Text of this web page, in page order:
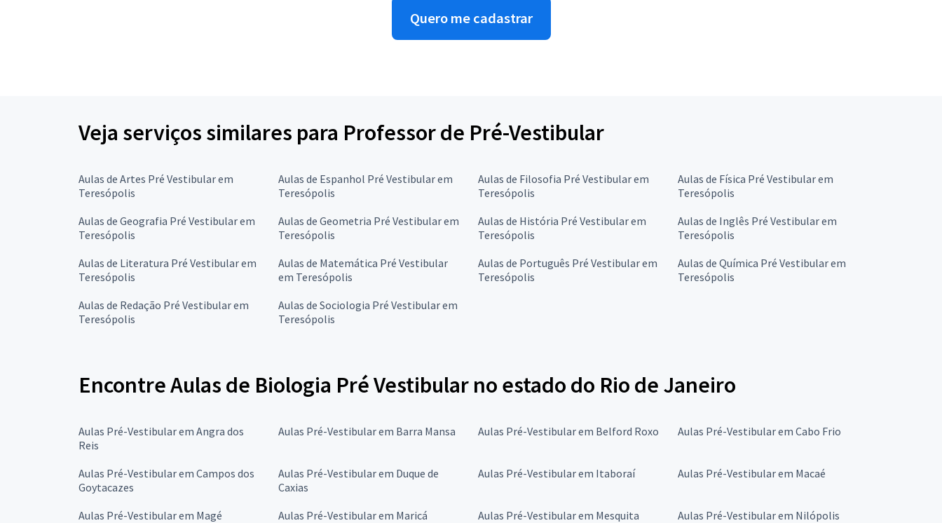
Quero me cadastrar
Veja serviços similares para Professor de Pré-Vestibular
Aulas de Artes Pré Vestibular em
Teresópolis
Aulas de Espanhol Pré Vestibular em
Teresópolis
Aulas de Filosofia Pré Vestibular em
Teresópolis
Aulas de Física Pré Vestibular em
Teresópolis
Aulas de Geografia Pré Vestibular em
Teresópolis
Aulas de Geometria Pré Vestibular em
Teresópolis
Aulas de História Pré Vestibular em
Teresópolis
Aulas de Inglês Pré Vestibular em
Teresópolis
Aulas de Literatura Pré Vestibular em
Teresópolis
Aulas de Matemática Pré Vestibular
em Teresópolis
Aulas de Português Pré Vestibular em
Teresópolis
Aulas de Química Pré Vestibular em
Teresópolis
Aulas de Redação Pré Vestibular em
Teresópolis
Aulas de Sociologia Pré Vestibular em
Teresópolis
Encontre Aulas de Biologia Pré Vestibular no estado do Rio de Janeiro
Aulas Pré-Vestibular em Angra dos
Reis
Aulas Pré-Vestibular em Barra Mansa Aulas Pré-Vestibular em Belford Roxo Aulas Pré-Vestibular em Cabo Frio
Aulas Pré-Vestibular em Campos dos
Goytacazes
Aulas Pré-Vestibular em Duque de
Caxias
Aulas Pré-Vestibular em Itaboraí Aulas Pré-Vestibular em Macaé
Aulas Pré-Vestibular em Magé Aulas Pré-Vestibular em Maricá Aulas Pré-Vestibular em Mesquita
Aulas Pré-Vestibular em Nilópolis